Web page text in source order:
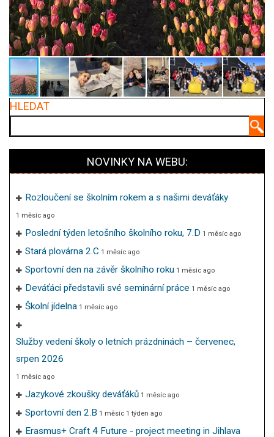
HLEDAT
NOVINKY NA WEBU:
Rozloučení se školním rokem a s našimi deváťáky
1 měsíc ago
Poslední týden letošního školního roku, 7.D 1 měsíc ago
Stará plovárna 2.C 1 měsíc ago
Sportovní den na závěr školního roku 1 měsíc ago
Deváťáci představili své seminární práce 1 měsíc ago
Školní jídelna 1 měsíc ago
Služby vedení školy o letních prázdninách – červenec,
srpen 2026
1 měsíc ago
Jazykové zkoušky deváťáků 1 měsíc ago
Sportovní den 2.B 1 měsíc 1 týden ago
Erasmus+ Craft 4 Future - project meeting in Jihlava